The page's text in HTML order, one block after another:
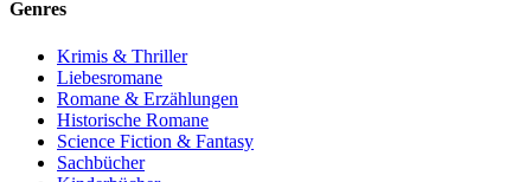
Genres
Krimis & Thriller
Liebesromane
Romane & Erzählungen
Historische Romane
Science Fiction & Fantasy
Sachbücher